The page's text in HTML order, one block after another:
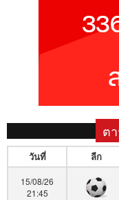
ต
วันที่ ลีก
15/08/26
21:45